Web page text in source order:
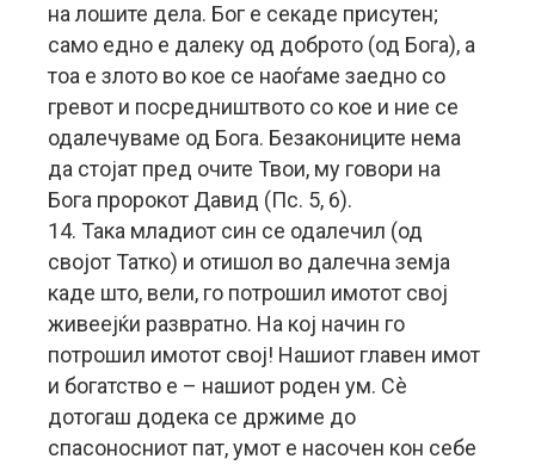
на лошите дела. Бог е секаде присутен;
само едно е далеку од доброто (од Бога), а
тоа е злото во кое се наоѓаме заедно со
гревот и посредништвото со кое и ние се
одалечуваме од Бога. Безакониците нема
да стојат пред очите Твои, му говори на
Бога пророкот Давид (Пс. 5, 6).
14. Така младиот син се одалечил (од
својот Татко) и отишол во далечна земја
каде што, вели, го потрошил имотот свој
живеејќи развратно. На кој начин го
потрошил имотот свој! Нашиот главен имот
и богатство е – нашиот роден ум. Сè
дотогаш додека се држиме до
спасоносниот пат, умот е насочен кон себе